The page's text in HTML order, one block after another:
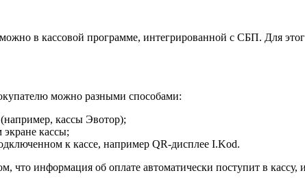
в кассовой программе, интегрированной с СБП. Для
можно разными способами:
кассы Эвотор);
кассы;
к кассе, например QR-дисплее I.Kod.
что информация об оплате автоматически поступит в кассу, и